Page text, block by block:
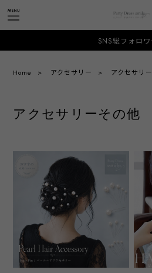
SNS総フォロ
Home アクセサリー アクセサリ
アクセサリーその他